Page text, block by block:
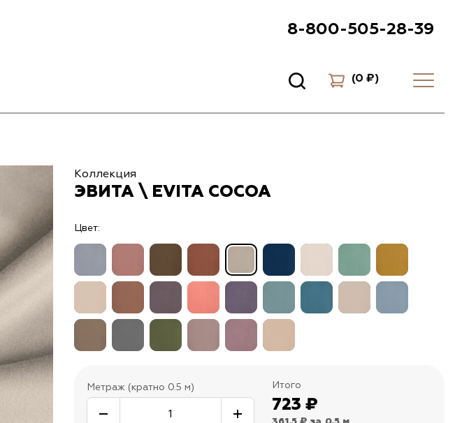
8-800-505-28-39
(0 ₽)
Коллекция
ЭВИТА \ EVITA COCOA
Цвет:
Метраж (кратно 0.5 м) Итого
723 ₽